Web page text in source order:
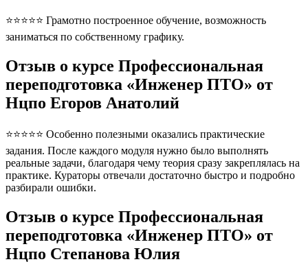
⭐⭐⭐⭐⭐ Грамотно построенное обучение, возможность
заниматься по собственному графику.
Отзыв о курсе Профессиональная
переподготовка «Инженер ПТО» от
Нцпо Егоров Анатолий
⭐⭐⭐⭐⭐ Особенно полезными оказались практические
задания. После каждого модуля нужно было выполнять
реальные задачи, благодаря чему теория сразу закреплялась на
практике. Кураторы отвечали достаточно быстро и подробно
разбирали ошибки.
Отзыв о курсе Профессиональная
переподготовка «Инженер ПТО» от
Нцпо Степанова Юлия